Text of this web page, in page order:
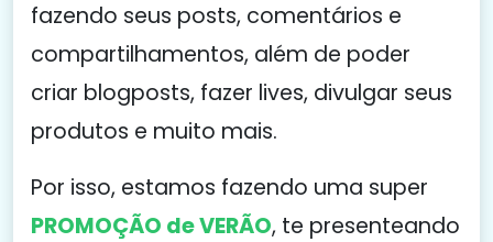
fazendo seus posts, comentários e
compartilhamentos, além de poder
criar blogposts, fazer lives, divulgar seus
produtos e muito mais.
Por isso, estamos fazendo uma super
PROMOÇÃO de VERÃO, te presenteando